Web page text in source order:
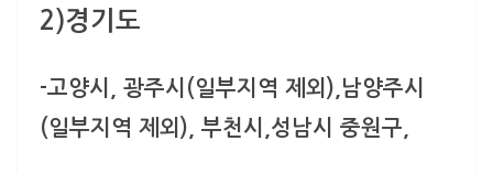
2)경기도
-고양시, 광주시(일부지역 제외),남양주시
(일부지역 제외), 부천시, 성남시 중원구